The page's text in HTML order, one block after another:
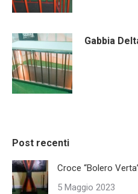
Gabbia
Post recenti
Croce “Bolero
5 Maggio 2023